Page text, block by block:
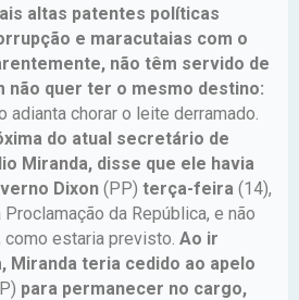
altas patentes políticas
e maracutaias com o
não têm servido de
não quer ter o mesmo destino:
adianta chorar o leite derramado.
do atual secretário de
Miranda, disse que ele havia
Dixon (PP) terça-feira (14),
da República, e não
estaria previsto. Ao ir
Miranda teria cedido ao apelo
para permanecer no cargo,